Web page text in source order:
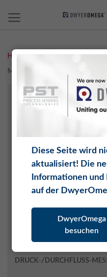
Home Measurement
Meteorologie
FEUCHTE
WASSERAKTIVITÄT
TAUPUNKT
MONITORING SYSTEM (RMS)
DRUCK-/DURCHFLUSS-
Diese Seite wird
aktualisiert! Die
Informationen
auf der
DwyerOmega
besuchen